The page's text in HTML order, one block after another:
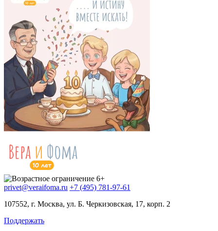
privet@veraifoma.ru +7 (495) 781-97-61
107552, г. Москва, ул. Б. Черкизовская, 17, корп. 2
Поддержать